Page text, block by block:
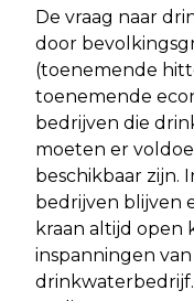
De vraag naar
door
(toenemende
toenemende
bedrijven die
moeten er
beschikbaar zijn.
bedrijven blijven
kraan altijd open
inspanningen